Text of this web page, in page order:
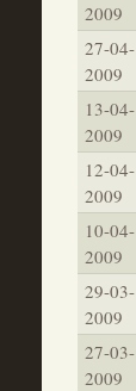
2009
27-04-
2009
13-04-
2009
12-04-
2009
10-04-
2009
29-03-
2009
27-03-
2009